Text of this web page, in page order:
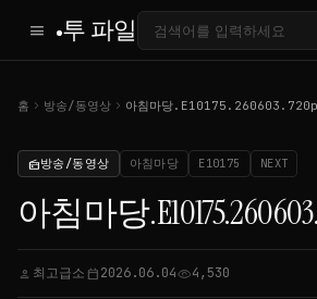
menu 투 파일
홈 chevron_right 방송/동영상 chevron_right 아침마당
radio방송/동영상 아침마당 E10175 NEXT
아침마당
person 최고급소 calendar_today2026.06.04visibility4,530